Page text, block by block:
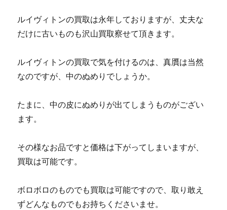
ルイヴィトンの買取は永年しておりますが、丈夫な
だけに古いものも沢山買取察せて頂きます。
ルイヴィトンの買取で気を付けるのは、真贋は当然
なのですが、中のぬめりでしょうか。
たまに、中の皮にぬめりが出てしまうものがござい
ます。
その様なお品ですと価格は下がってしまいますが、
買取は可能です。
ボロボロのものでも買取は可能ですので、取り敢え
ずどんなものでもお持ちくださいませ。